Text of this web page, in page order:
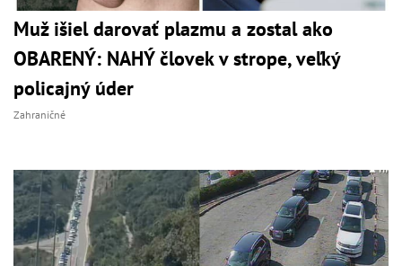
Muž išiel darovať plazmu a zostal ako
OBARENÝ: NAHÝ človek v strope, veľký
policajný úder
Zahraničné